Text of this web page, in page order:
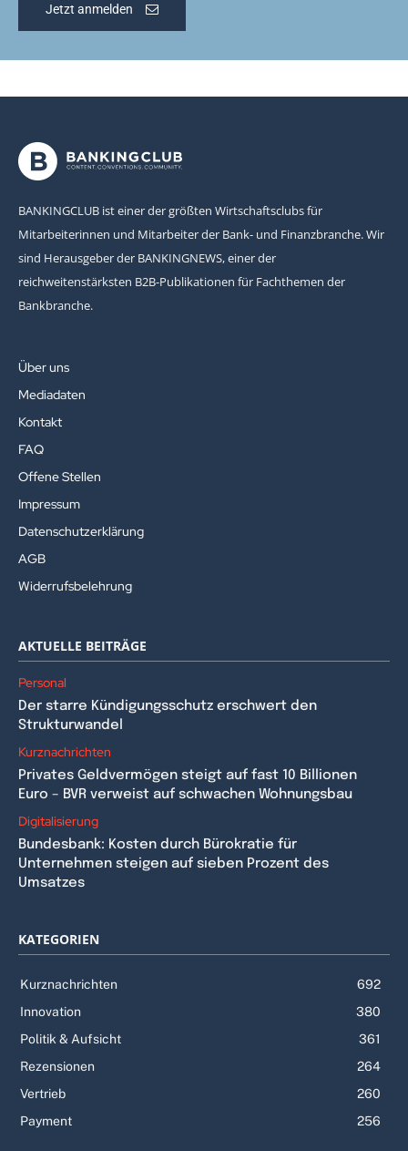
Jetzt anmelden
BANKINGCLUB ist einer der größten Wirtschaftsclubs für
Mitarbeiterinnen und Mitarbeiter der Bank- und Finanzbranche. Wir
sind Herausgeber der BANKINGNEWS, einer der
reichweitenstärksten B2B-Publikationen für Fachthemen der
Bankbranche.
Über uns
Mediadaten
Kontakt
FAQ
Offene Stellen
Impressum
Datenschutzerklärung
AGB
Widerrufsbelehrung
AKTUELLE BEITRÄGE
Personal
Der starre Kündigungsschutz erschwert den
Strukturwandel
Kurznachrichten
Privates Geldvermögen steigt auf fast 10 Billionen
Euro – BVR verweist auf schwachen Wohnungsbau
Digitalisierung
Bundesbank: Kosten durch Bürokratie für
Unternehmen steigen auf sieben Prozent des
Umsatzes
KATEGORIEN
Kurznachrichten
692
Innovation
380
Politik & Aufsicht
361
Rezensionen
264
Vertrieb
260
Payment
256